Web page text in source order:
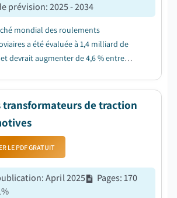
prévision:2025 - 2034
mondial des roulements
a été évaluée à 1,4 milliard de
devrait augmenter de 4,6 % entre
transformateurs de traction
LE PDF GRATUIT
:April 2025 Pages:170
%